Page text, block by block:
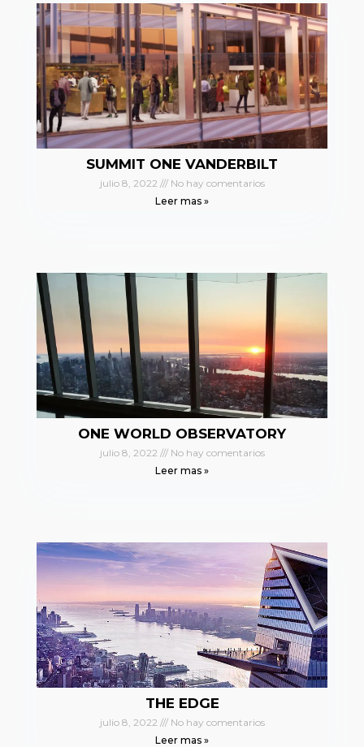
SUMMIT ONE VANDERBILT
julio 8, 2022
No hay comentarios
Leer mas »
ONE WORLD OBSERVATORY
julio 8, 2022
No hay comentarios
Leer mas »
THE EDGE
julio 8, 2022
No hay comentarios
Leer mas »